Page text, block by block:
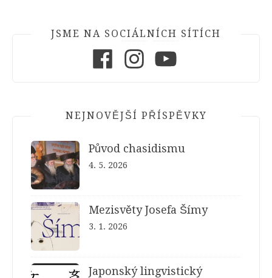
JSME NA SOCIÁLNÍCH SÍTÍCH
NEJNOVĚJŠÍ PŘÍSPĚVKY
Původ chasidismu
4. 5. 2026
Mezisvěty Josefa Šímy
3. 1. 2026
Japonský lingvistický